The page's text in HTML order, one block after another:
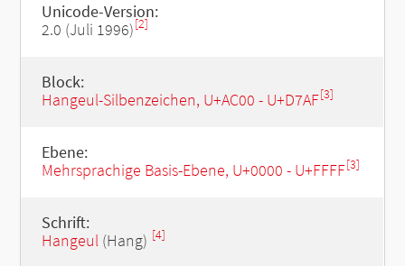
Unicode-Version:
2.0 (Juli 1996)[2]
Block:
Hangeul-Silbenzeichen, U+AC00 - U+D7AF[3]
Ebene:
Mehrsprachige Basis-Ebene, U+0000 - U+FFFF[3]
Schrift:
Hangeul(Hang) [4]